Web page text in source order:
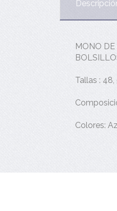
MONO
Tallas :
Colores: